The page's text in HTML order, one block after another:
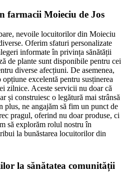
farmacii Moieciu de Jos
nevoile locuitorilor din Moieciu
Oferim sfaturi personalizate
informate în privința sănătății
de plante sunt disponibile pentru cei
diverse afecțiuni. De asemenea,
excelentă pentru susținerea
zilnice. Aceste servicii nu doar că
și construiesc o legătură mai strânsă
plus, ne angajăm să fim un punct de
pragul, oferind nu doar produse, ci
să explorăm rolul nostru în
la bunăstarea locuitorilor din
la sănătatea comunității